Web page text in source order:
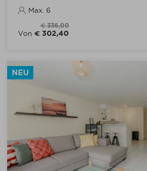
Max. 6
€ 336,00
Von € 302,40
NEU